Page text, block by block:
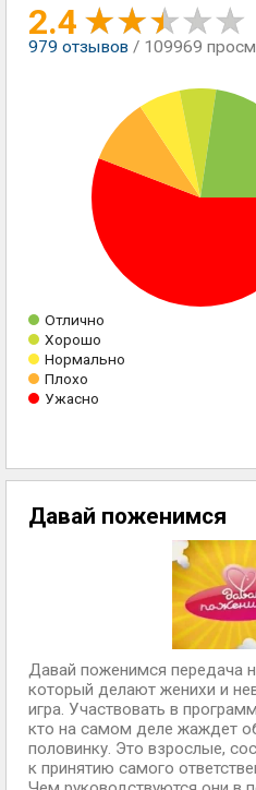
2.4
979 отзывов / 109969
Отлично
Хорошо
Нормально
Плохо
Ужасно
Давай поженимся
Давай поженимся передача
который делают женихи и
игра. Участвовать в
кто на самом деле жаждет
половинку. Это взрослые,
к принятию самого